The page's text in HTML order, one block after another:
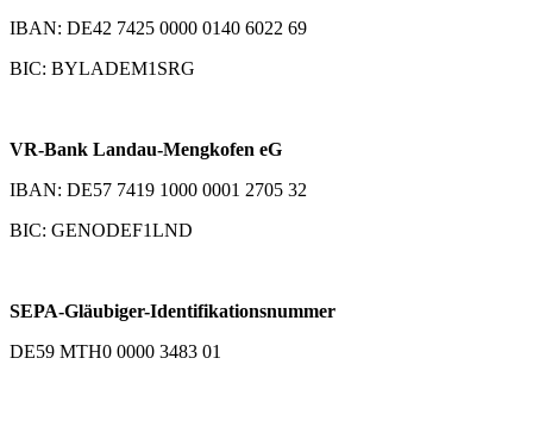
IBAN: DE42 7425 0000 0140 6022 69
BIC: BYLADEM1SRG
VR-Bank Landau-Mengkofen eG
IBAN: DE57 7419 1000 0001 2705 32
BIC: GENODEF1LND
SEPA-Gläubiger-Identifikationsnummer
DE59 MTH0 0000 3483 01